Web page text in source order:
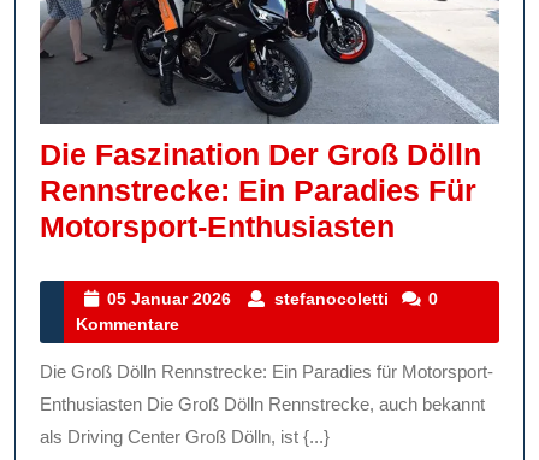
Die Faszination Der Groß Dölln
Rennstrecke: Ein Paradies Für
Motorsport-Enthusiasten
Der
Dölln
05 Januar 2026
05
2026
stefanocoletti stefanocoletti
0
Kommentare
Die Groß Dölln Rennstrecke: Ein Paradies für Motorsport-
Enthusiasten Die Groß Dölln Rennstrecke, auch bekannt
als Driving Center Groß Dölln, ist {...}